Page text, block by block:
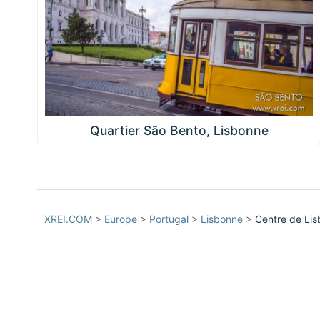
Quartier São Bento, Lisbonne
XREI.COM > Europe > Portugal > Lisbonne > Centre de